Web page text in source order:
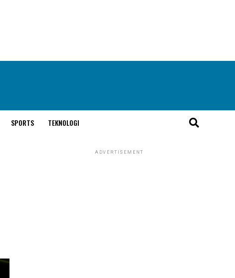
SPORTS TEKNOLOGI
ADVERTISEMENT